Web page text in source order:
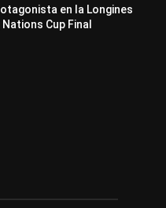
en la Longines
Cup Final